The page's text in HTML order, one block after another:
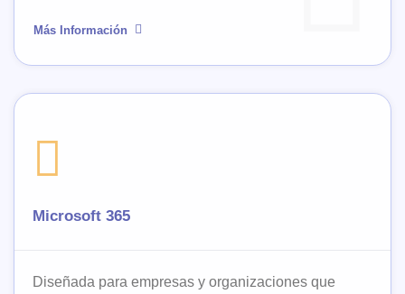
Más Información
Microsoft 365
Diseñada para empresas y organizaciones que